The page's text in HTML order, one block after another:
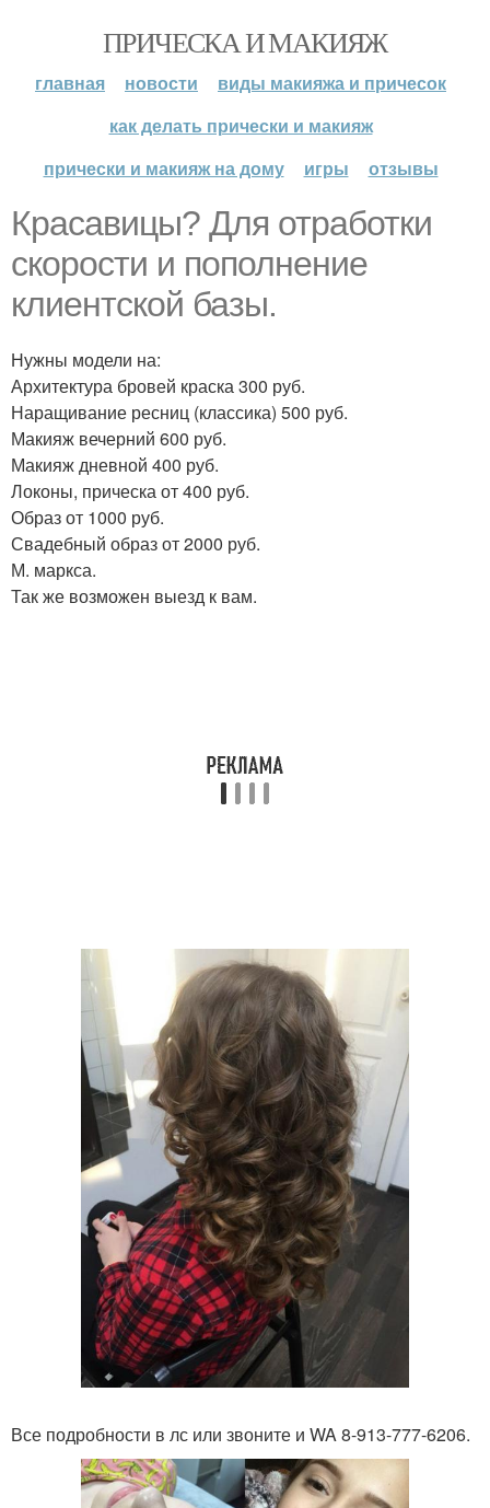
ПРИЧЕСКА И МАКИЯЖ
главная новости
виды макияжа и причесок
как делать прически и макияж
прически и макияж на дому
игры отзывы
Красавицы? Для отработки
скорости и пополнение
клиентской базы.
Нужны модели на:
Архитектура бровей краска 300 руб.
Наращивание ресниц (классика) 500 руб.
Макияж вечерний 600 руб.
Макияж дневной 400 руб.
Локоны, прическа от 400 руб.
Образ от 1000 руб.
Свадебный образ от 2000 руб.
М. маркса.
Так же возможен выезд к вам.
Все подробности в лс или звоните и WA 8-913-777-6206.